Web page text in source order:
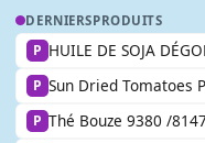
DERNIERSPRODUITS
P HUILE DE SOJA
P Sun Dried Tomatoes
P Thé Bouze 9380 /